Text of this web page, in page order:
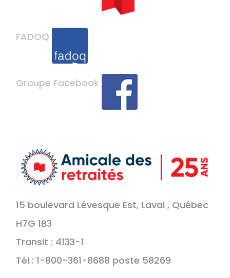
FADOQ
Groupe Facebook
15 boulevard Lévesque Est, Laval , Québec
H7G 1B3
Transit : 4133-1
Tél : 1-800-361-8688 poste 58269